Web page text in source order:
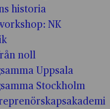
historia
NK
noll
Uppsala
Stockholm